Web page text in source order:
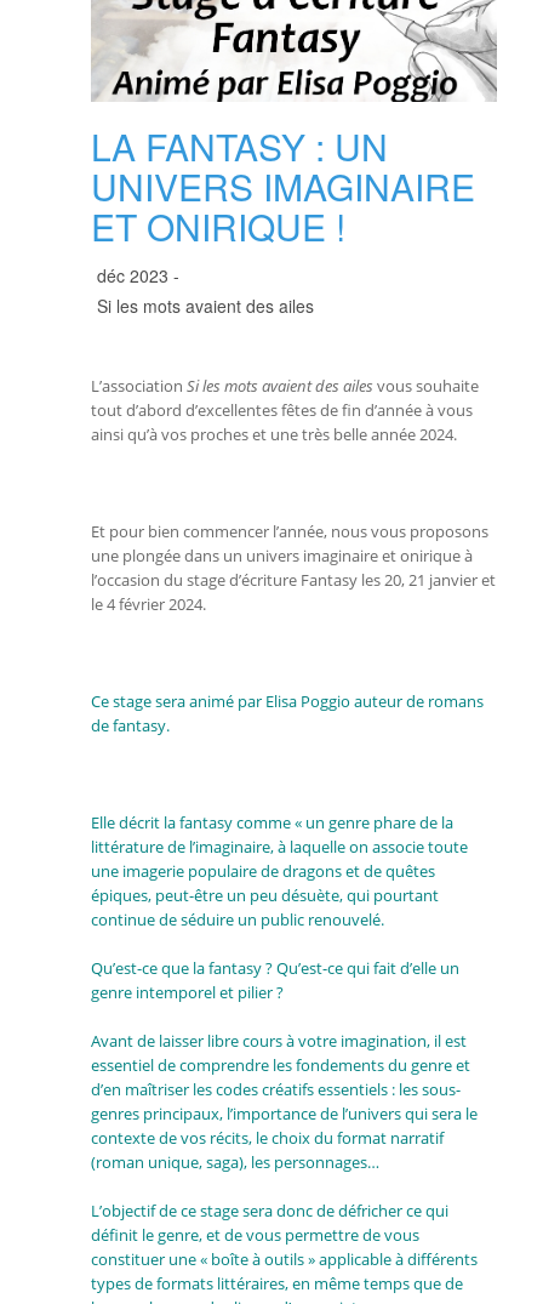
LA FANTASY : UN
UNIVERS IMAGINAIRE
ET ONIRIQUE !
déc 2023 -
Si les mots avaient des ailes
L’association Si les mots avaient des ailes vous souhaite
tout d’abord d’excellentes fêtes de fin d’année à vous
ainsi qu’à vos proches et une très belle année 2024.
Et pour bien commencer l’année, nous vous proposons
une plongée dans un univers imaginaire et onirique à
l’occasion du stage d’écriture Fantasy les 20, 21 janvier et
le 4 février 2024.
Ce stage sera animé par Elisa Poggio auteur de romans
de fantasy.
Elle décrit la fantasy comme « un genre phare de la
littérature de l’imaginaire, à laquelle on associe toute
une imagerie populaire de dragons et de quêtes
épiques, peut-être un peu désuète, qui pourtant
continue de séduire un public renouvelé.
Qu’est-ce que la fantasy ? Qu’est-ce qui fait d’elle un
genre intemporel et pilier ?
Avant de laisser libre cours à votre imagination, il est
essentiel de comprendre les fondements du genre et
d’en maîtriser les codes créatifs essentiels : les sous-
genres principaux, l’importance de l’univers qui sera le
contexte de vos récits, le choix du format narratif
(roman unique, saga), les personnages…
L’objectif de ce stage sera donc de défricher ce qui
définit le genre, et de vous permettre de vous
constituer une « boîte à outils » applicable à différents
types de formats littéraires, en même temps que de